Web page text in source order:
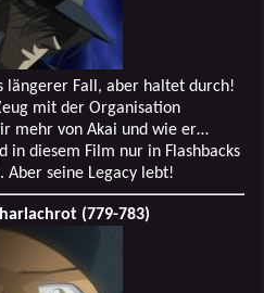
längerer Fall, aber haltet durch!
mit der Organisation
mehr von Akai und wie er…
in diesem Film nur in Flashbacks
seine Legacy lebt!
(779-783)